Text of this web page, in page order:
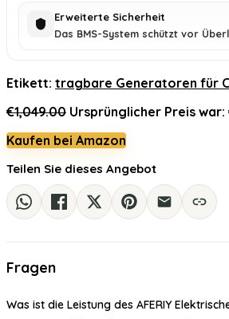
Erweiterte Sicherheit
Das BMS-System schützt vor
Etikett: tragbare Generatoren für
€1,049.00 Ursprünglicher Preis war:
Kaufen bei Amazon
Teilen Sie dieses Angebot
Fragen
Was ist die Leistung des AFERIY